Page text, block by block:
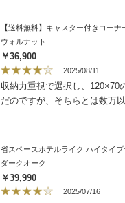
した。
りなくなったと言うのを読ん
中からたっぷり使ったのが悪か
はめ込めていなかった？そも
いるようにも思えるし、組み立
たのかもしれないし、仕方な
所支障はないしボックス自体
るので、ボンドではなくネジ
ウォルナット
￥36,900
2025/08/11
収納力重視で選択し、120×70
だのですが、そちらとは数万
あり、130×67.5のこちらを購
様に、高見えしリーズナブル
出来たという実感です。ただ
らの剥がれがあり、この材質
の価格差になるのかと思いまし
ダークオーク
￥39,990
2025/07/16